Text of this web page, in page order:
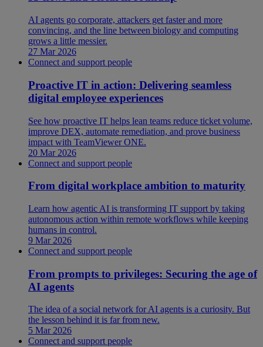
AI agents go corporate, attackers get faster and more
convincing, and the line between biology and computing
grows a little messier.
27 Mar 2026
Connect and support people
Proactive IT in action: Delivering seamless
digital employee experiences
See how proactive IT helps lean teams reduce ticket volume,
improve DEX, automate remediation, and prove business
impact with TeamViewer ONE.
20 Mar 2026
Connect and support people
From digital workplace ambition to maturity
Learn how agentic AI is transforming IT support by taking
autonomous action within remote workflows while keeping
humans in control.
9 Mar 2026
Connect and support people
From prompts to privileges: Securing the age of
AI agents
The idea of a social network for AI agents is a curiosity. But
the lesson behind it is far from new.
5 Mar 2026
Connect and support people